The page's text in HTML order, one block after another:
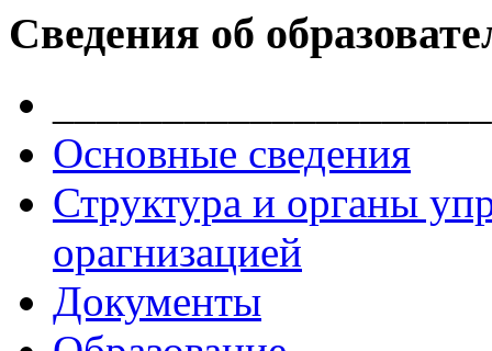
Сведения об
Основные сведения
Структура и органы
орагнизацией
Документы